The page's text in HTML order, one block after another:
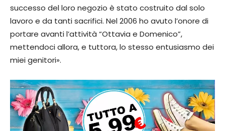
successo del loro negozio è stato costruito dal solo
lavoro e da tanti sacrifici. Nel 2006 ho avuto l’onore di
portare avanti l’attività “Ottavia e Domenico”,
mettendoci allora, e tuttora, lo stesso entusiasmo dei
miei genitori».